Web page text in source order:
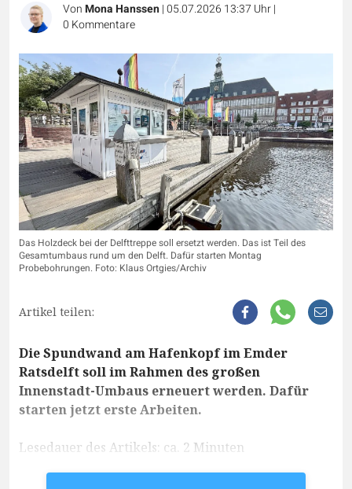
VonMona Hanssen|05.07.2026 13:37 Uhr|
0 Kommentare
Das Holzdeck bei der Delfttreppe soll ersetzt werden. Das ist Teil des
Gesamtumbaus rund um den Delft. Dafür starten Montag
Probebohrungen. Foto: Klaus Ortgies/Archiv
Artikel teilen:
Die Spundwand am Hafenkopf im Emder
Ratsdelft soll im Rahmen des großen
Innenstadt-Umbaus erneuert werden. Dafür
starten jetzt erste Arbeiten.
Lesedauer des Artikels: ca. 2 Minuten